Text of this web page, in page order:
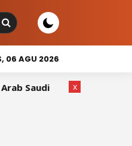
06 AGU 2026
Saudi Wakil Bupati
x